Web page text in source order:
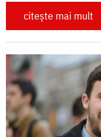
citește mai mult